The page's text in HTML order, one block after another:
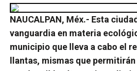
NAUCALPAN, Méx.- Esta
vanguardia en materia
municipio que lleva a cabo el
llantas, mismas que